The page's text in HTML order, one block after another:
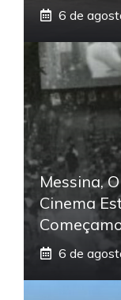
6 de
Messina,
Cinema
6 de